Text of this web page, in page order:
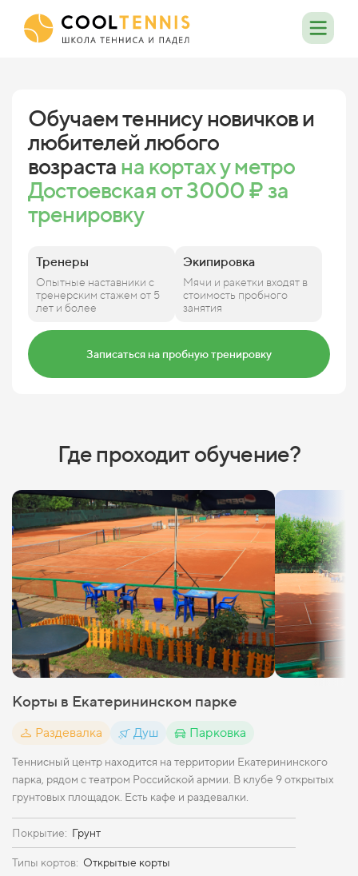
Обучаем теннису новичков и
любителей любого
возраста на кортах у метро
Достоевская от 3000 ₽ за
тренировку
Тренеры
Опытные наставники с
тренерским стажем от 5
лет и более
Экипировка
Мячи и ракетки входят в
стоимость пробного
занятия
Записаться на пробную тренировку
Где проходит обучение?
Корты в Екатерининском парке
Раздевалка Душ Парковка
Теннисный центр находится на территории Екатерининского
парка, рядом с театром Российской армии. В клубе 9 открытых
грунтовых площадок. Есть кафе и раздевалки.
Покрытие: Грунт
Типы кортов: Открытые корты